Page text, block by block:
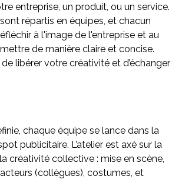
entreprise, un produit, ou un service.
répartis en équipes, et chacun
à l'image de l'entreprise et au
de manière claire et concise.
libérer votre créativité et d’échanger
chaque équipe se lance dans la
publicitaire. L’atelier est axé sur la
créativité collective : mise en scène,
(collègues), costumes, et